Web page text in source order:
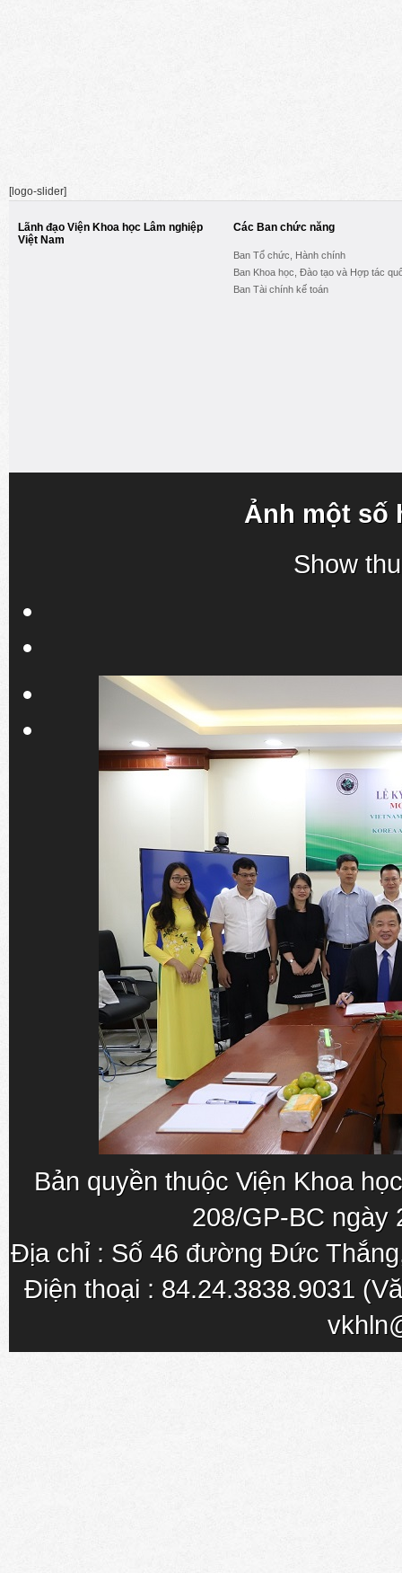
[logo-slider]
Lãnh đạo Viện Khoa học Lâm nghiệp
Việt Nam
Các Ban chức năng
Ban Tổ chức, Hành chính
Ban Khoa học, Đào tạo và Hợp tác
Ban Tài chính kế toán
Ảnh một số
Show
Bản quyền thuộc Viện Khoa
208/GP-BC ngày
Địa chỉ : Số 46 đường Đức
Điện thoại : 84.24.3838.9031